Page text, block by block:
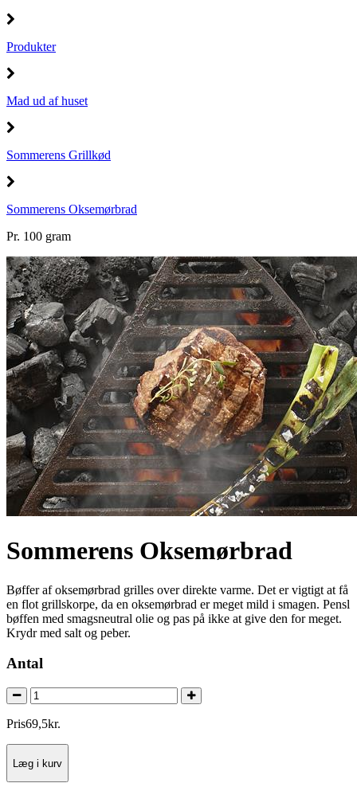
Produkter
Mad ud af huset
Sommerens Grillkød
Sommerens Oksemørbrad
Pr. 100 gram
Sommerens Oksemørbrad
Bøffer af oksemørbrad grilles over direkte varme. Det er vigtigt at få
en flot grillskorpe, da en oksemørbrad er meget mild i smagen. Pensl
bøffen med smagsneutral olie og pas på ikke at give den for meget.
Krydr med salt og peber.
Antal
Pris69,5kr.
Læg i kurv